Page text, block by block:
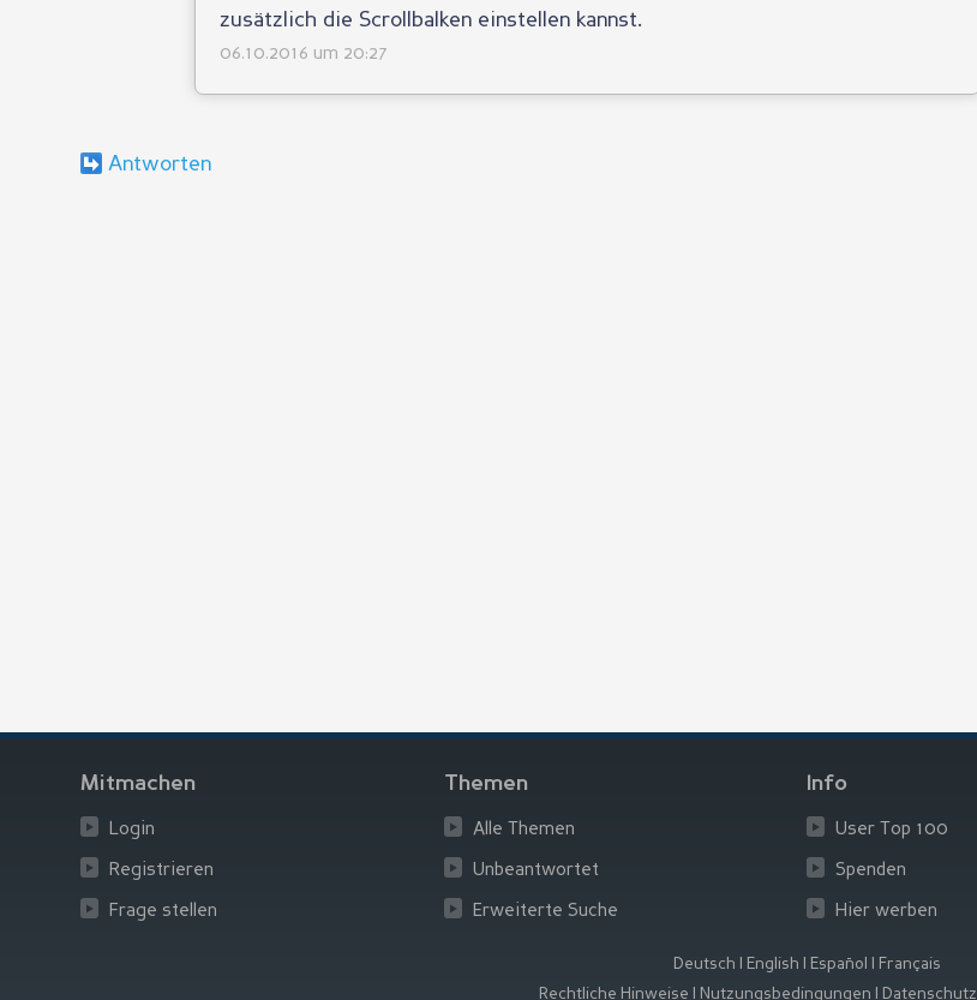
zusätzlich die Scrollbalken einstellen kannst.
06.10.2016 um 20:27
Antworten
Mitmachen
Login
Registrieren
Frage stellen
Themen
Alle Themen
Unbeantwortet
Erweiterte Suche
Info
User Top 100
Spenden
Hier werben
Deutsch English Español
Français
Rechtliche Hinweise
Nutzungsbedingungen Datenschutz